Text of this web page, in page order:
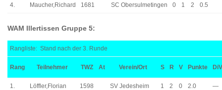
4. Maucher,Richard 1681 SC Obersulmetingen 0 1 2 0.5
WAM Illertissen Gruppe 5:
Rangliste: Stand nach der 3. Runde
Rang Teilnehmer TWZ At Verein/Ort S R V Punkte
1. Löffler,Florian 1598 SV Jedesheim 1 2 0 2.0 —